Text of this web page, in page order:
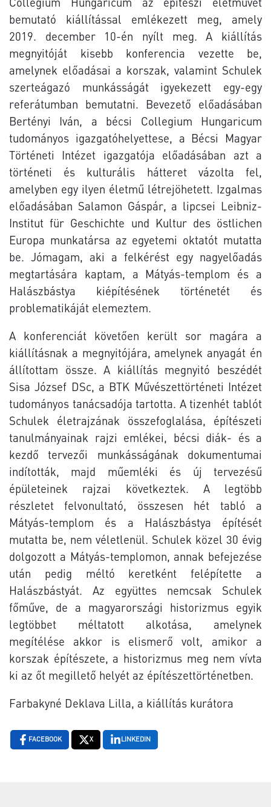
bemutató kiállítással emlékezett meg, amely
2019. december 10-én nyílt meg. A kiállítás
megnyitóját kisebb konferencia vezette be,
amelynek előadásai a korszak, valamint Schulek
szerteágazó munkásságát igyekezett egy-egy
referátumban bemutatni. Bevezető előadásában
Bertényi Iván, a bécsi Collegium Hungaricum
tudományos igazgatóhelyettese, a Bécsi Magyar
Történeti Intézet igazgatója előadásában azt a
történeti és kulturális hátteret vázolta fel,
amelyben egy ilyen életmű létrejöhetett. Izgalmas
előadásában Salamon Gáspár, a lipcsei Leibniz-
Institut für Geschichte und Kultur des östlichen
Europa munkatársa az egyetemi oktatót mutatta
be. Jómagam, aki a felkérést egy nagyelőadás
megtartására kaptam, a Mátyás-templom és a
Halászbástya kiépítésének történetét és
problematikáját elemeztem.
A konferenciát követően került sor magára a
kiállításnak a megnyitójára, amelynek anyagát én
állítottam össze. A kiállítás megnyitó beszédét
Sisa József DSc, a BTK Művészettörténeti Intézet
tudományos tanácsadója tartotta. A tizenhét tablót
Schulek életrajzának összefoglalása, építészeti
tanulmányainak rajzi emlékei, bécsi diák- és a
kezdő tervezői munkásságának dokumentumai
indították, majd műemléki és új tervezésű
épületeinek rajzai következtek. A legtöbb
részletet felvonultató, összesen hét tabló a
Mátyás-templom és a Halászbástya építését
mutatta be, nem véletlenül. Schulek közel 30 évig
dolgozott a Mátyás-templomon, annak befejezése
után pedig méltó keretként felépítette a
Halászbástyát. Az együttes nemcsak Schulek
főműve, de a magyarországi historizmus egyik
legtöbbet méltatott alkotása, amelynek
megítélése akkor is elismerő volt, amikor a
korszak építészete, a historizmus meg nem vívta
ki az őt megillető helyét az építészettörténetben.
Farbakyné Deklava Lilla, a kiállítás kurátora
FACEBOOK X LINKEDIN